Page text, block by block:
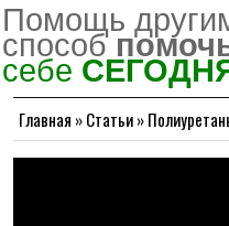
Помощь
способ
себе
Главная »Статьи»